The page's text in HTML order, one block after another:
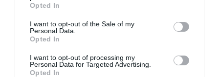
use your data for below specified purposes in below Google
consent section.
Opted In
I want to opt-out of the Sale of my
Personal Data.
Opted In
I want to opt-out of processing my
Personal Data for Targeted Advertising.
Opted In